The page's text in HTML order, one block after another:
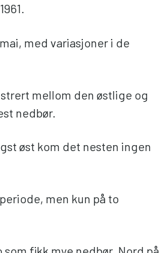
med variasjoner i de
mellom den østlige og
nedbør.
øst kom det nesten ingen
men kun på to